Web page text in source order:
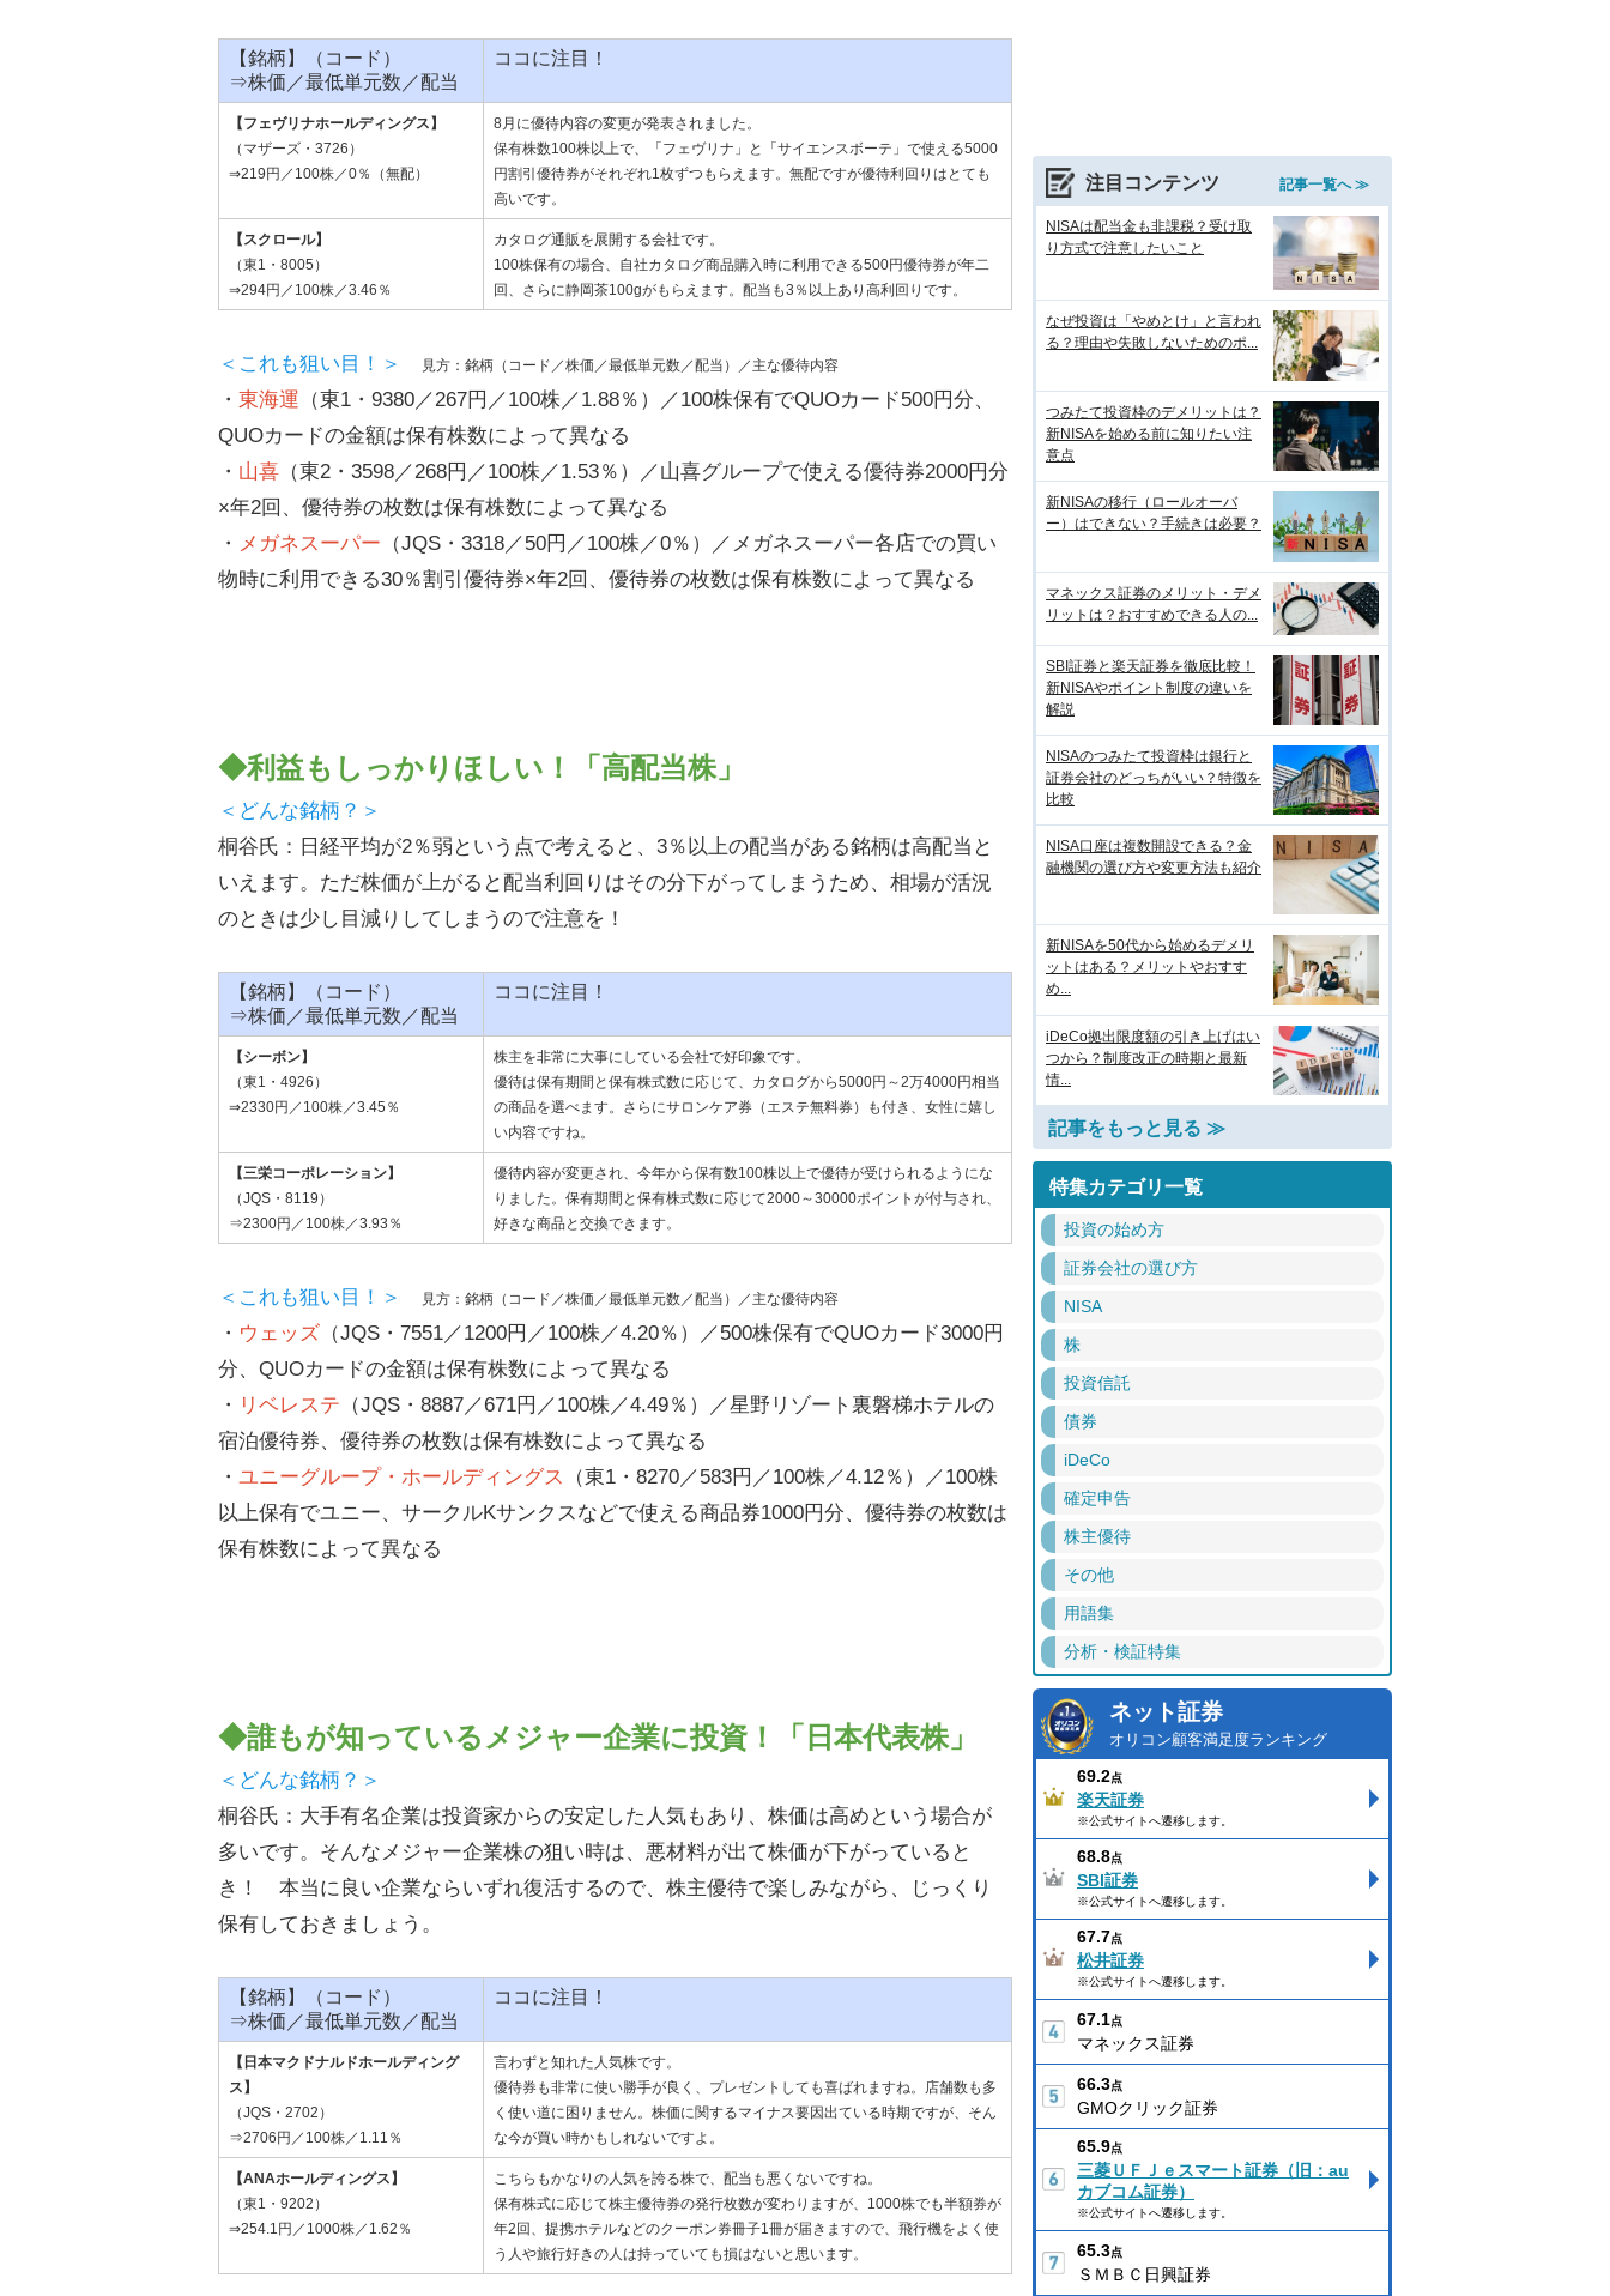
【銘柄】（コード）
⇒株価／最低単元数／配当
ココに注目！
【フェヴリナホールディングス】
（マザーズ・3726）
⇒219円／100株／0％（無配）
8月に優待内容の変更が発表されました。
保有株数100株以上で、「フェヴリナ」と「サイエンスボーテ」で使える5000
円割引優待券がそれぞれ1枚ずつもらえます。無配ですが優待利回りはとても
高いです。
【スクロール】
（東1・8005）
⇒294円／100株／3.46％
カタログ通販を展開する会社です。
100株保有の場合、自社カタログ商品購入時に利用できる500円優待券が年二
回、さらに静岡茶100gがもらえます。配当も3％以上あり高利回りです。
＜これも狙い目！＞ 見方：銘柄（コード／株価／最低単元数／配当）／主な優待内容
・ 東海運 （東1・9380／267円／100株／1.88％）／100株保有でQUOカード500円分、
QUOカードの金額は保有株数によって異なる
・ 山喜 （東2・3598／268円／100株／1.53％）／山喜グループで使える優待券2000円分
×年2回、優待券の枚数は保有株数によって異なる
・ メガネスーパー （JQS・3318／50円／100株／0％）／メガネスーパー各店での買い
物時に利用できる30％割引優待券×年2回、優待券の枚数は保有株数によって異なる
◆利益もしっかりほしい！「高配当株」
＜どんな銘柄？＞
桐谷氏：日経平均が2％弱という点で考えると、3％以上の配当がある銘柄は高配当と
いえます。ただ株価が上がると配当利回りはその分下がってしまうため、相場が活況
のときは少し目減りしてしまうので注意を！
【銘柄】（コード）
⇒株価／最低単元数／配当
ココに注目！
【シーボン】
（東1・4926）
⇒2330円／100株／3.45％
株主を非常に大事にしている会社で好印象です。
優待は保有期間と保有株式数に応じて、カタログから5000円～2万4000円相当
の商品を選べます。さらにサロンケア券（エステ無料券）も付き、女性に嬉し
い内容ですね。
【三栄コーポレーション】
（JQS・8119）
⇒2300円／100株／3.93％
優待内容が変更され、今年から保有数100株以上で優待が受けられるようにな
りました。保有期間と保有株式数に応じて2000～30000ポイントが付与され、
好きな商品と交換できます。
＜これも狙い目！＞ 見方：銘柄（コード／株価／最低単元数／配当）／主な優待内容
・ ウェッズ （JQS・7551／1200円／100株／4.20％）／500株保有でQUOカード3000円
分、QUOカードの金額は保有株数によって異なる
・ リベレステ （JQS・8887／671円／100株／4.49％）／星野リゾート裏磐梯ホテルの
宿泊優待券、優待券の枚数は保有株数によって異なる
・ ユニーグループ・ホールディングス
（東1・8270／583円／100株／4.12％）／100株
以上保有でユニー、サークルKサンクスなどで使える商品券1000円分、優待券の枚数は
保有株数によって異なる
◆誰もが知っているメジャー企業に投資！「日本代表株」
＜どんな銘柄？＞
桐谷氏：大手有名企業は投資家からの安定した人気もあり、株価は高めという場合が
多いです。そんなメジャー企業株の狙い時は、悪材料が出て株価が下がっていると
き！ 本当に良い企業ならいずれ復活するので、株主優待で楽しみながら、じっくり
保有しておきましょう。
【銘柄】（コード）
⇒株価／最低単元数／配当
ココに注目！
【日本マクドナルドホールディング
ス】
（JQS・2702）
⇒2706円／100株／1.11％
言わずと知れた人気株です。
優待券も非常に使い勝手が良く、プレゼントしても喜ばれますね。店舗数も多
く使い道に困りません。株価に関するマイナス要因出ている時期ですが、そん
な今が買い時かもしれないですよ。
【ANAホールディングス】
（東1・9202）
⇒254.1円／1000株／1.62％
こちらもかなりの人気を誇る株で、配当も悪くないですね。
保有株式に応じて株主優待券の発行枚数が変わりますが、1000株でも半額券が
年2回、提携ホテルなどのクーポン券冊子1冊が届きますので、飛行機をよく使
う人や旅行好きの人は持っていても損はないと思います。
注目コンテンツ 記事一覧へ ≫
NISAは配当金も非課税？受け取
り方式で注意したいこと
なぜ投資は「やめとけ」と言われ
る？理由や失敗しないためのポ...
つみたて投資枠のデメリットは？
新NISAを始める前に知りたい注
意点
新NISAの移行（ロールオーバ
ー）はできない？手続きは必要？
マネックス証券のメリット・デメ
リットは？おすすめできる人の...
SBI証券と楽天証券を徹底比較！
新NISAやポイント制度の違いを
解説
NISAのつみたて投資枠は銀行と
証券会社のどっちがいい？特徴を
比較
NISA口座は複数開設できる？金
融機関の選び方や変更方法も紹介
新NISAを50代から始めるデメリ
ットはある？メリットやおすす
め...
iDeCo拠出限度額の引き上げはい
つから？制度改正の時期と最新
情...
記事をもっと見る ≫
特集カテゴリ一覧
投資の始め方
証券会社の選び方
NISA
株
投資信託
債券
iDeCo
確定申告
株主優待
その他
用語集
分析・検証特集
ネット証券
オリコン顧客満足度ランキング
69.2点
楽天証券
※公式サイトへ遷移します。
68.8点
SBI証券
※公式サイトへ遷移します。
67.7点
松井証券
※公式サイトへ遷移します。
67.1点
マネックス証券
66.3点
GMOクリック証券
65.9点
三菱ＵＦＪｅスマート証券（旧：au
カブコム証券）
※公式サイトへ遷移します。
65.3点
ＳＭＢＣ日興証券